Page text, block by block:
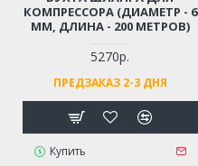
КОМПРЕССОРА (ДИАМЕТР - 6
ММ, ДЛИНА - 200 МЕТРОВ)
5270р.
ПРЕДЗАКАЗ 2-3 ДНЯ
Купить